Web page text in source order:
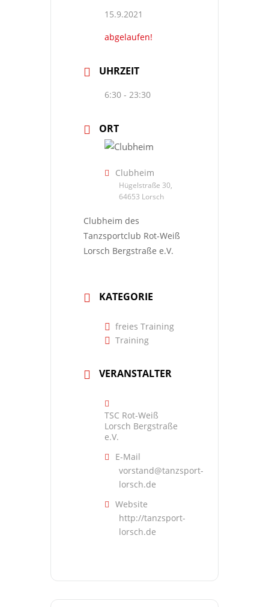
15.9.2021
abgelaufen!
UHRZEIT
6:30 - 23:30
ORT
Clubheim
Hügelstraße 30,
64653 Lorsch
Clubheim des
Tanzsportclub Rot-Weiß
Lorsch Bergstraße e.V.
KATEGORIE
freies Training
Training
VERANSTALTER
TSC Rot-Weiß
Lorsch Bergstraße
e.V.
E-Mail
vorstand@tanzsport-
lorsch.de
Website
http://tanzsport-
lorsch.de